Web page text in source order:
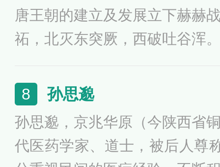
唐王朝的建立及发展立下赫赫
祏，北灭东突厥，西破吐谷浑
贞观二十三年，李靖病逝，年
州都督，赐谥“景武”，陪葬昭
臣之一。唐玄宗时配享武成王
治军、作战经验进一步丰富
8 孙思邈
孙思邈，京兆华原（今陕西省
代医药学家、道士，被后人尊